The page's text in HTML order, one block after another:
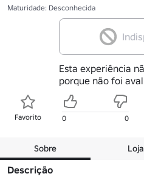
Maturidade: Desconhecida
Esta experiência
porque não foi
Favorito 0 0
Sobre Loja
Descrição